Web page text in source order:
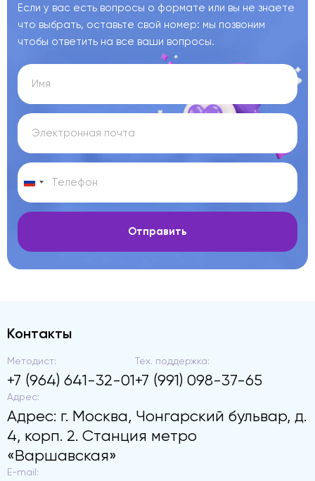
Если у вас есть вопросы о формате или вы не знаете
что выбрать, оставьте свой номер: мы позвоним
чтобы ответить на все ваши вопросы.
Отправить
Контакты
Методист:
+7 (964) 641-32-01
Тех. поддержка:
+7 (991) 098-37-65
Адрес:
Адрес: г. Москва, Чонгарский бульвар, д.
4, корп. 2. Станция метро
«Варшавская»
E-mail: